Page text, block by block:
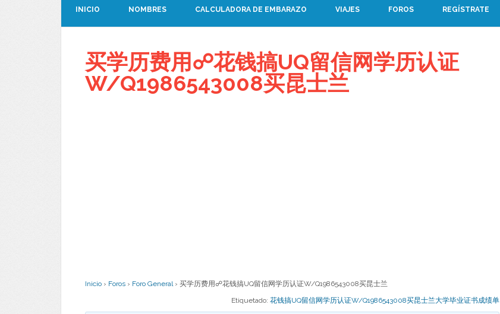
INICIO NOMBRES CALCULADORA DE EMBARAZO VIAJES FOROS REGÍSTRATE
买学历费用☍花钱搞UQ留信网学历认证
W/Q1986543008买昆士兰
Inicio › Foros › Foro General › 买学历费用☍花钱搞UQ留信网学历认证W/Q1986543008买昆士兰
Etiquetado: 花钱搞UQ留信网学历认证W/Q1986543008买昆士兰大学毕业证书成绩单